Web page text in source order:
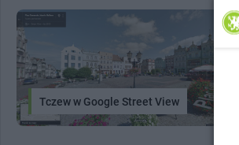
Tczew w Google Street View